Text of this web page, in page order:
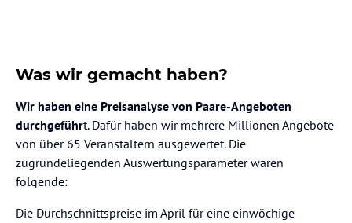
Was wir gemacht haben?
Wir haben eine Preisanalyse von Paare-Angeboten
durchgeführt. Dafür haben wir mehrere Millionen Angebote
von über 65 Veranstaltern ausgewertet. Die
zugrundeliegenden Auswertungsparameter waren
folgende:
Die Durchschnittspreise im April für eine einwöchige